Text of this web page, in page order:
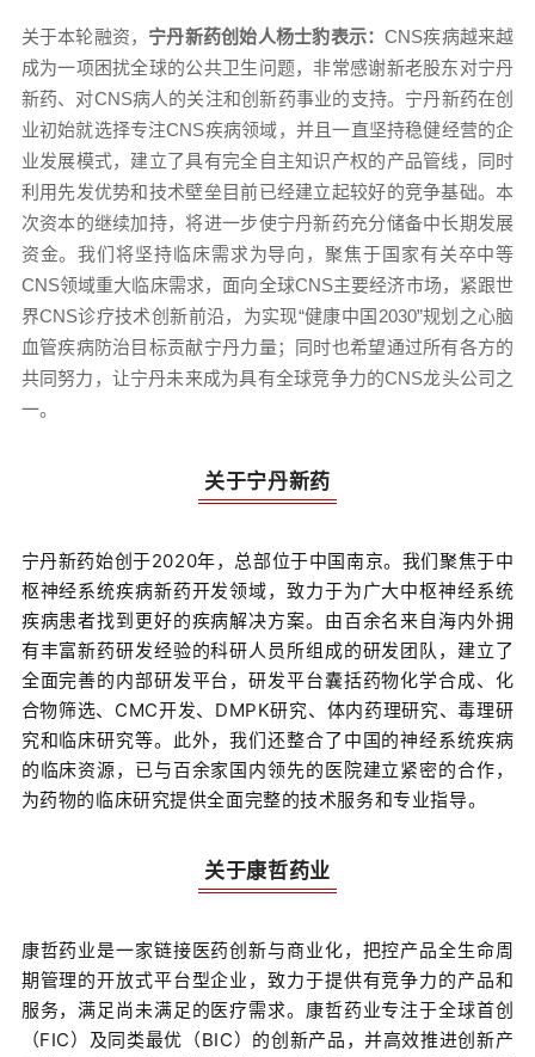
关于本轮融资， 宁丹新药创始人杨士豹表示：CNS疾病越来越
成为一项困扰全球的公共卫生问题，非常感谢新老股东对宁丹
新药、对CNS病人的关注和创新药事业的支持。宁丹新药在创
业初始就选择专注CNS疾病领域，并且一直坚持稳健经营的企
业发展模式，建立了具有完全自主知识产权的产品管线，同时
利用先发优势和技术壁垒目前已经建立起较好的竞争基础。本
次资本的继续加持，将进一步使宁丹新药充分储备中长期发展
资金。我们将坚持临床需求为导向，聚焦于国家有关卒中等
CNS领域重大临床需求，面向全球CNS主要经济市场，紧跟世
界CNS诊疗技术创新前沿，为实现“健康中国2030”规划之心脑
血管疾病防治目标贡献宁丹力量；同时也希望通过所有各方的
共同努力，让宁丹未来成为具有全球竞争力的CNS龙头公司之
一。
关于宁丹新药
宁丹新药始创于2020年，总部位于中国南京。我们聚焦于中
枢神经系统疾病新药开发领域，致力于为广大中枢神经系统
疾病患者找到更好的疾病解决方案。由百余名来自海内外拥
有丰富新药研发经验的科研人员所组成的研发团队，建立了
全面完善的内部研发平台，研发平台囊括药物化学合成、化
合物筛选、CMC开发、DMPK研究、体内药理研究、毒理研
究和临床研究等。此外，我们还整合了中国的神经系统疾病
的临床资源，已与百余家国内领先的医院建立紧密的合作，
为药物的临床研究提供全面完整的技术服务和专业指导。
关于康哲药业
康哲药业是一家链接医药创新与商业化，把控产品全生命周
期管理的开放式平台型企业，致力于提供有竞争力的产品和
服务，满足尚未满足的医疗需求。康哲药业专注于全球首创
（FIC）及同类最优（BIC）的创新产品，并高效推进创新产